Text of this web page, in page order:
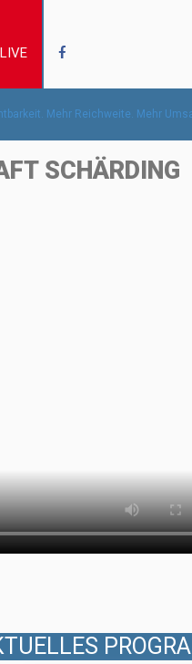
LIVE
SCHÄRDING